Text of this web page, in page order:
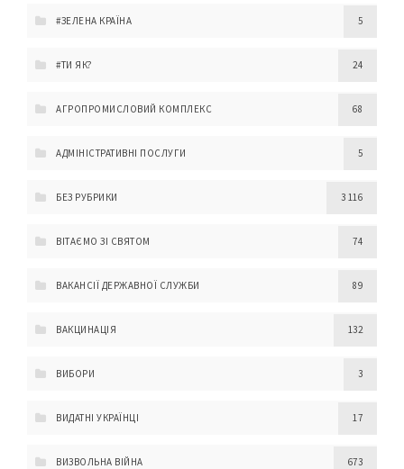
#ЗЕЛЕНА КРАЇНА 5
#ТИ ЯК? 24
АГРОПРОМИСЛОВИЙ КОМПЛЕКС 68
АДМІНІСТРАТИВНІ ПОСЛУГИ 5
БЕЗ РУБРИКИ 3 116
ВІТАЄМО ЗІ СВЯТОМ 74
ВАКАНСІЇ ДЕРЖАВНОЇ СЛУЖБИ 89
ВАКЦИНАЦІЯ 132
ВИБОРИ 3
ВИДАТНІ УКРАЇНЦІ 17
ВИЗВОЛЬНА ВІЙНА 673